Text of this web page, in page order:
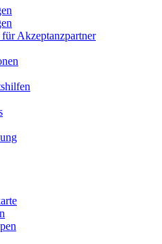
Akzeptanzpartner